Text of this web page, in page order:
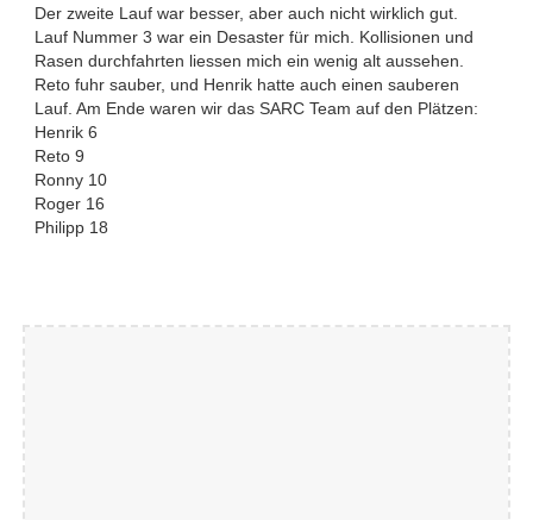
Der zweite Lauf war besser, aber auch nicht wirklich gut.
Lauf Nummer 3 war ein Desaster für mich. Kollisionen und
Rasen durchfahrten liessen mich ein wenig alt aussehen.
Reto fuhr sauber, und Henrik hatte auch einen sauberen
Lauf. Am Ende waren wir das SARC Team auf den Plätzen:
Henrik 6
Reto 9
Ronny 10
Roger 16
Philipp 18